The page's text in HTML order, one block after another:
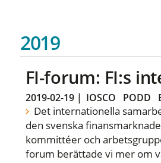
2019
FI-forum: FI:s
2019-02-19| IOSCO PODD
Det internationella
den svenska
kommittéer och
forum berättade vi mer om